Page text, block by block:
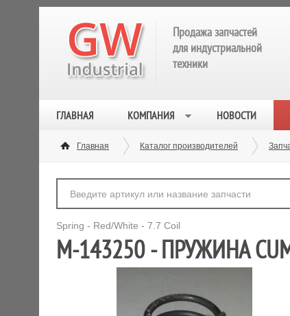
Продажа запчастей
для индустриальной
техники
ГЛАВНАЯ КОМПАНИЯ НОВОСТИ
Главная Каталог производителей
Spring - Red/White - 7.7 Coil
M-143250 - ПРУЖИНА